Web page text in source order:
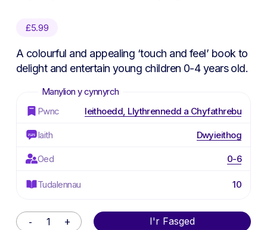
£5.99
A colourful and appealing ‘touch and feel’ book to
delight and entertain young children 0-4 years old.
Pwnc Ieithoedd, Llythrennedd a Chyfathrebu
Iaith Dwyieithog
Oed 0-6
Tudalennau 10
I'r Fasged
Alternative: